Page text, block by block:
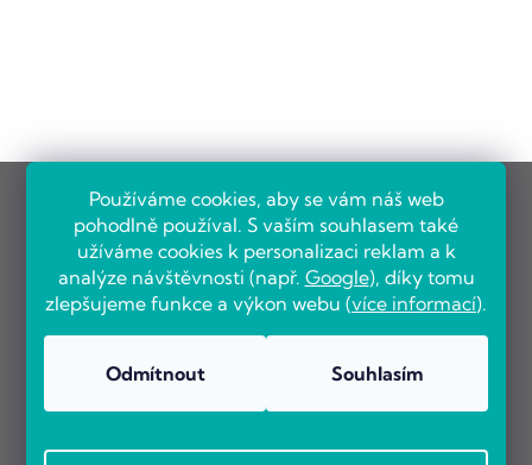
Používáme cookies, aby se vám náš web
pohodlně používal. S vaším souhlasem také
užíváme cookies k personalizaci reklam a k
analýze návštěvnosti (např. Google), díky tomu
zlepšujeme funkce a výkon webu (více informací).
Odmítnout Souhlasím